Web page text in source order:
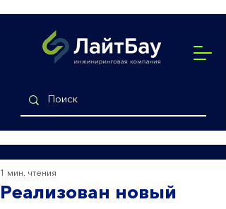
Реализован новый
1 мин. чтения